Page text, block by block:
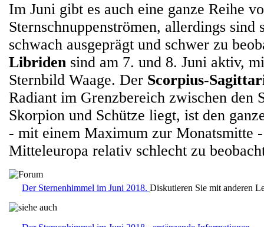
Im Juni gibt es auch eine ganze Reihe
Sternschnuppenströmen, allerdings sind
schwach ausgeprägt und schwer zu
Libriden sind am 7. und 8. Juni aktiv,
Sternbild Waage. Der Scorpius-
Radiant im Grenzbereich zwischen den
Skorpion und Schütze liegt, ist den
- mit einem Maximum zur Monatsmitte
Mitteleuropa relativ schlecht zu
Der Sternenhimmel im Juni 2018. Diskutieren Sie mit anderen